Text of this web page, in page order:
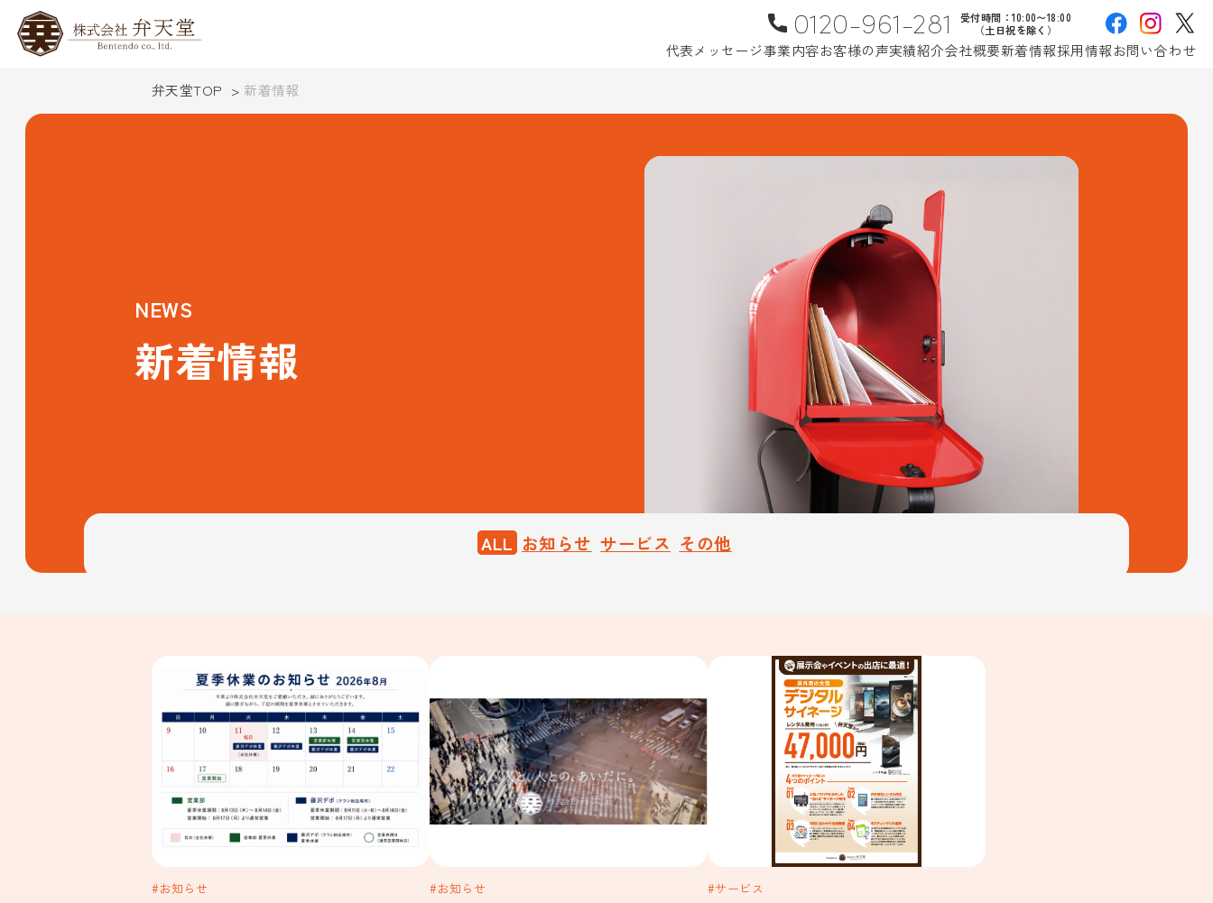
0120-961-281
受付時間：10:00〜18:00
（土日祝を除く）
代表メッセージ事業内容お客様の声実績紹介会社概要新着情報採用情報お問い合わせ
弁天堂TOP 新着情報
NEWS
新着情報
ALL お知らせ サービス その他
#お知らせ #お知らせ #サービス